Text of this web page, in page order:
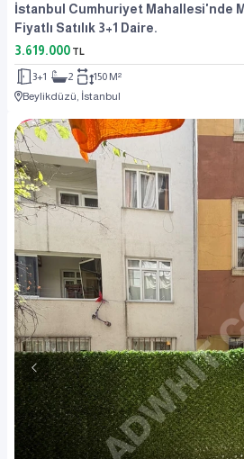
İstanbul Cumhuriyet Mahallesi'nde
Fiyatlı Satılık 3+1 Daire.
3.619.000 TL
3+1 2
150 M²
Beylikdüzü, İstanbul